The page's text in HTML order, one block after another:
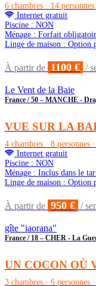
6 chambres · 14
Internet gratuit
Piscine : NON
Ménage : Forfait
Linge de maison : Option
À partir de 1100 € /
Le Vent de la Baie
France / 50 – MANCHE -
VUE SUR LA
4 chambres · 8 personnes
Internet gratuit
Piscine : NON
Ménage : Inclus dans le
Linge de maison : Option
À partir de 950 € /
gîte "iaorana"
France / 18 – CHER - La
UN COCON OÙ
3 chambres · 6 personnes